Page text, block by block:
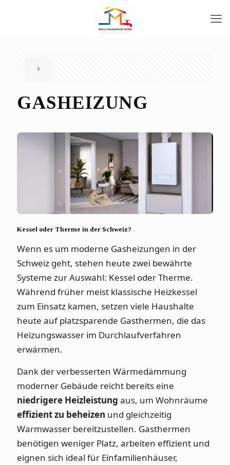
GASHEIZUNG
Kessel oder Therme in der Schweiz?
Wenn es um moderne Gasheizungen in der
Schweiz geht, stehen heute zwei bewährte
Systeme zur Auswahl: Kessel oder Therme.
Während früher meist klassische Heizkessel
zum Einsatz kamen, setzen viele Haushalte
heute auf platzsparende Gasthermen, die das
Heizungswasser im Durchlaufverfahren
erwärmen.
Dank der verbesserten Wärmedämmung
moderner Gebäude reicht bereits eine
niedrigere Heizleistung aus, um Wohnräume
effizient zu beheizen und gleichzeitig
Warmwasser bereitzustellen. Gasthermen
benötigen weniger Platz, arbeiten effizient und
eignen sich ideal für Einfamilienhäuser,